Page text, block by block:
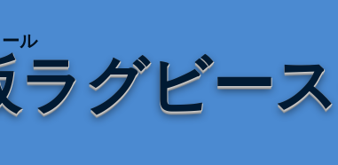
ラグビー
ル